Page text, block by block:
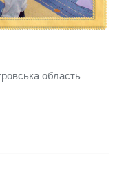
область